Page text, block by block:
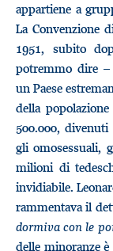
appartiene a
La Convenzione
1951, subito
potremmo dire –
un Paese
della
500.000,
gli omosessuali,
milioni di
invidiabile.
rammentava il
dormiva con le
delle minoranze